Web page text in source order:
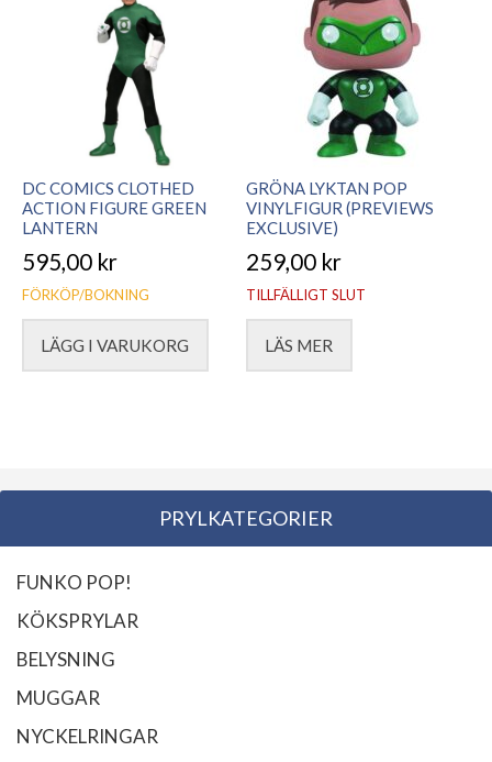
DC COMICS CLOTHED
ACTION FIGURE GREEN
LANTERN
595,00 kr
FÖRKÖP/BOKNING
LÄGG I VARUKORG
GRÖNA LYKTAN POP
VINYLFIGUR (PREVIEWS
EXCLUSIVE)
259,00 kr
TILLFÄLLIGT SLUT
LÄS MER
PRYLKATEGORIER
FUNKO POP!
KÖKSPRYLAR
BELYSNING
MUGGAR
NYCKELRINGAR